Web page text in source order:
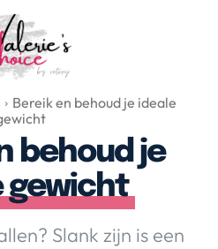
& Culture
& Drinks
& Opmerkelijk
& Duurzaamheid
Bereik en behoud je ideale
behoud je
gewicht
Slank zijn is een